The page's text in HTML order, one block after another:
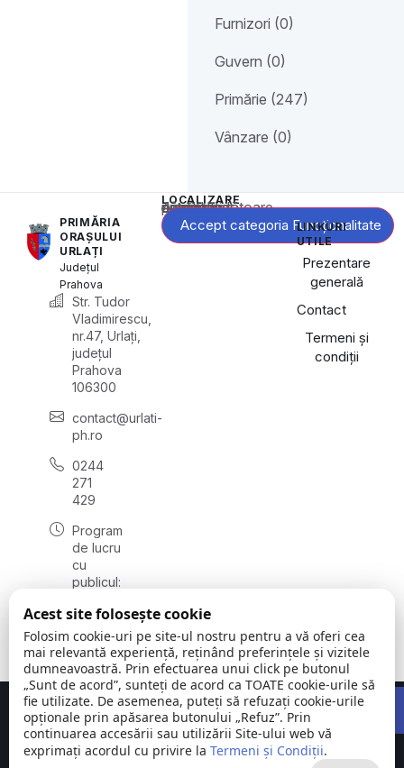
Furnizori (0)
Guvern (0)
Primărie (247)
Vânzare (0)
PRIMĂRIA
ORAȘULUI
URLAȚI
Județul
Prahova
Str. Tudor
Vladimirescu,
nr.47, Urlați,
județul
Prahova
106300
contact@urlati-
ph.ro
0244
271
429
Program
de lucru
cu
publicul:
vineri
08:00 -
16:30
LOCALIZARE
Acest conținut este blocat până când acceptați categoria corespunzătoare de cookie-uri.
Accept categoria Funcționalitate
LINKURI
UTILE
Prezentare
generală
Contact
Termeni și
condiții
Orașul Urlați | ©
Toate
Concept realizat deBig Media Relații Publice SRL
Acest site folosește cookie
Folosim cookie-uri pe site-ul nostru pentru a vă oferi cea
mai relevantă experiență, reținând preferințele și vizitele
dumneavoastră. Prin efectuarea unui click pe butonul
„Sunt de acord”, sunteți de acord ca TOATE cookie-urile să
fie utilizate. De asemenea, puteți să refuzați cookie-urile
opționale prin apăsarea butonului „Refuz”. Prin
continuarea accesării sau utilizării Site-ului web vă
exprimați acordul cu privire la Termeni și Condiții.